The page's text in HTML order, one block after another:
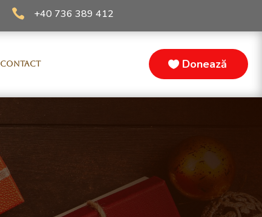
 +40 736 389 412
CONTACT Donează